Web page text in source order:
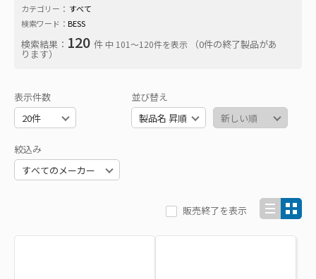
カテゴリー： すべて
検索ワード： BESS
検索結果： 120 件 中 101〜120件を表示 （0件の終了製品があ
ります）
表示件数 並び替え
絞込み
販売終了を表示